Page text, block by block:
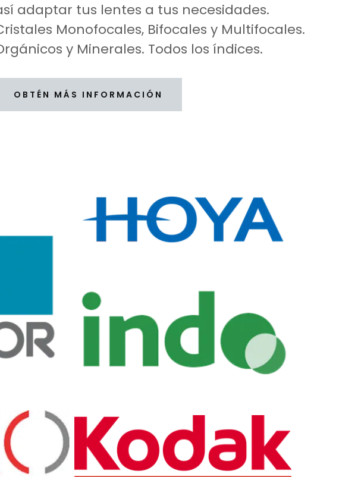
adaptar tus lentes a tus necesidades.
Monofocales, Bifocales y Multifocales.
y Minerales. Todos los índices.
OBTÉN MÁS INFORMACIÓN